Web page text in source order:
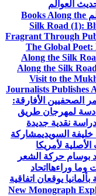
العوالم
Books Along the
Silk Road (1):
Fragrant Through
The Global
Along the Silk
Along the Silk
Visit to the
Journalists Publishes
الصحفيين الأفارقة:
لمهرجان طريق
نقدية جديدة
السويديمشاركة
لأمريكا
بوسام حركة الشعر
وما وراءها اتحاد
بألمانيا يوقعان اتفاقية
New Monograph